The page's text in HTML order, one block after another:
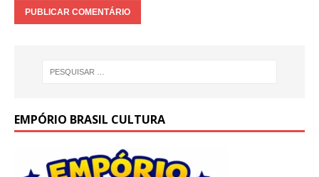
EMPÓRIO BRASIL CULTURA